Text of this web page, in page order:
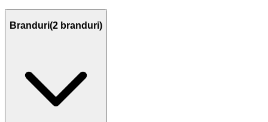
Branduri(2 branduri)